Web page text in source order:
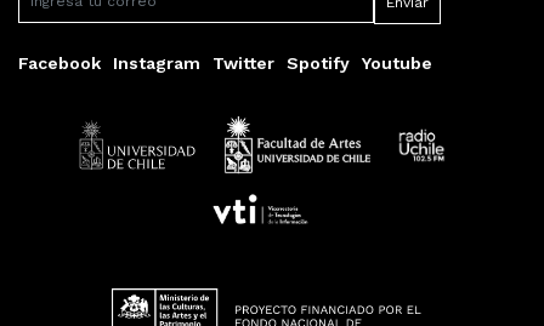
Facebook Instagram Twitter Spotify Youtube